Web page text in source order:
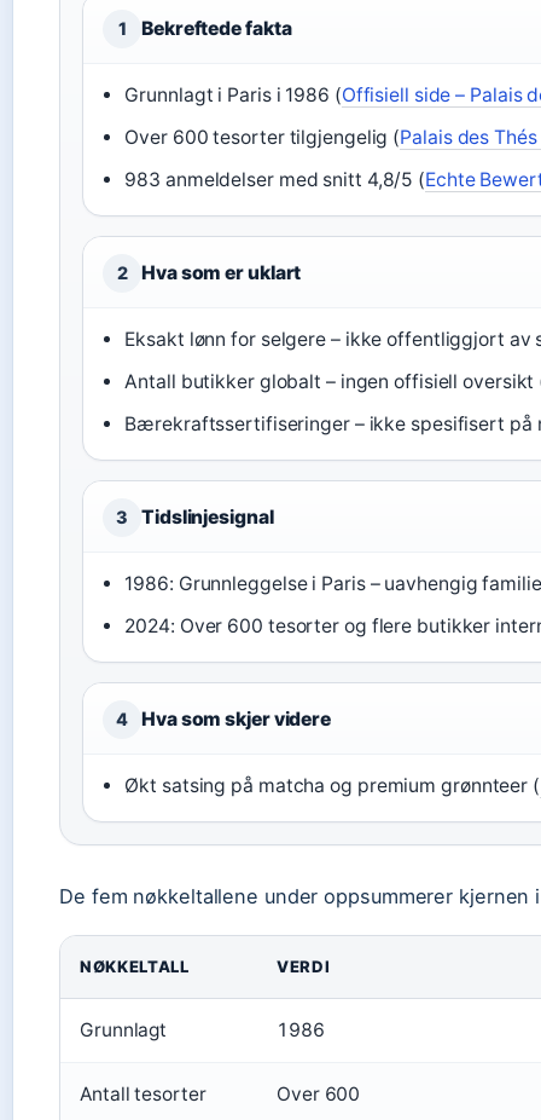
1 Bekreftede fakta
Grunnlagt i Paris i 1986 (Offisiell side – Palais
Over 600 tesorter tilgjengelig (Palais des
983 anmeldelser med snitt 4,8/5 (Echte
2 Hva som er uklart
Eksakt lønn for selgere – ikke offentliggjort av
Antall butikker globalt – ingen offisiell oversikt
Bærekraftssertifiseringer – ikke spesifisert på
3 Tidslinjesignal
1986: Grunnleggelse i Paris – uavhengig
2024: Over 600 tesorter og flere butikker
4 Hva som skjer videre
Økt satsing på matcha og premium grønnteer (
De fem nøkkeltallene under oppsummerer kjernen
NØKKELTALL VERDI
Grunnlagt 1986
Antall tesorter Over 600